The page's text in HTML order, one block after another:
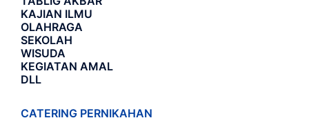
KAJIAN ILMU
OLAHRAGA
SEKOLAH
WISUDA
KEGIATAN AMAL
DLL
CATERING PERNIKAHAN